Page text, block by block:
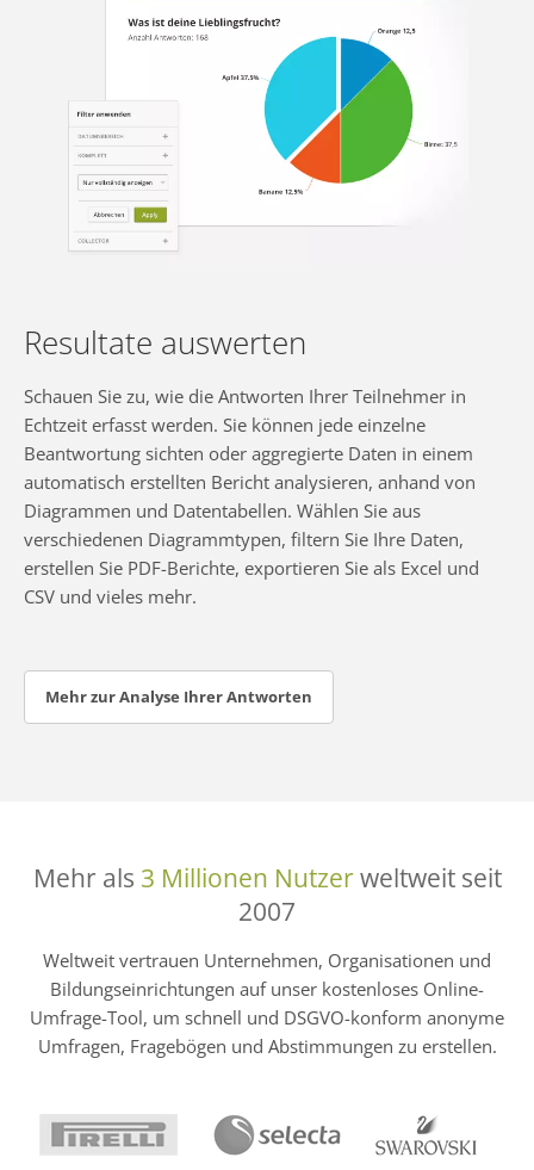
Resultate auswerten
Schauen Sie zu, wie die Antworten Ihrer Teilnehmer in
Echtzeit erfasst werden. Sie können jede einzelne
Beantwortung sichten oder aggregierte Daten in einem
automatisch erstellten Bericht analysieren, anhand von
Diagrammen und Datentabellen. Wählen Sie aus
verschiedenen Diagrammtypen, filtern Sie Ihre Daten,
erstellen Sie PDF-Berichte, exportieren Sie als Excel und
CSV und vieles mehr.
Mehr zur Analyse Ihrer Antworten
Mehr als 3 Millionen Nutzerweltweit seit
2007
Weltweit vertrauen Unternehmen, Organisationen und
Bildungseinrichtungen auf unser kostenloses Online-
Umfrage-Tool, um schnell und DSGVO-konform anonyme
Umfragen, Fragebögen und Abstimmungen zu erstellen.